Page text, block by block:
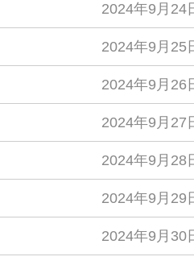
2024年9月24
2024年9月25
2024年9月26
2024年9月27
2024年9月28
2024年9月29
2024年9月30